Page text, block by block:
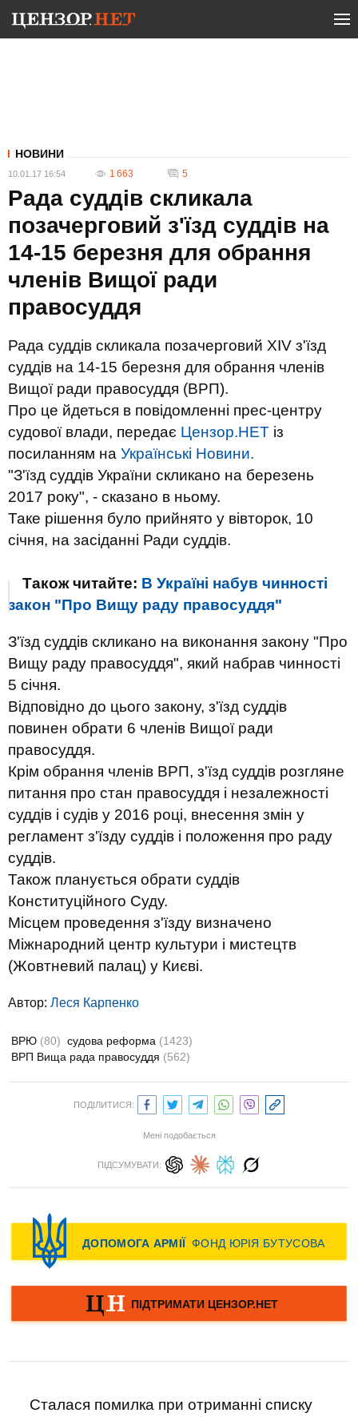
НОВИНИ
10.01.17 16:54 1 663 5
Рада суддів скликала
позачерговий з'їзд суддів на
14-15 березня для обрання
членів Вищої ради
правосуддя
Рада суддів скликала позачерговий ХІV з'їзд
суддів на 14-15 березня для обрання членів
Вищої ради правосуддя (ВРП).
Про це йдеться в повідомленні прес-центру
судової влади, передає Цензор.НЕТ із
посиланням на Українські Новини.
"З'їзд суддів України скликано на березень
2017 року", - сказано в ньому.
Таке рішення було прийнято у вівторок, 10
січня, на засіданні Ради суддів.
Також читайте: В Україні набув чинності
закон "Про Вищу раду правосуддя"
З'їзд суддів скликано на виконання закону "Про
Вищу раду правосуддя", який набрав чинності
5 січня.
Відповідно до цього закону, з'їзд суддів
повинен обрати 6 членів Вищої ради
правосуддя.
Крім обрання членів ВРП, з'їзд суддів розгляне
питання про стан правосуддя і незалежності
суддів і судів у 2016 році, внесення змін у
регламент з'їзду суддів і положення про раду
суддів.
Також планується обрати суддів
Конституційного Суду.
Місцем проведення з'їзду визначено
Міжнародний центр культури і мистецтв
(Жовтневий палац) у Києві.
Автор: Леся Карпенко
ВРЮ (80) судова реформа (1423)
ВРП Вища рада правосуддя (562)
ПОДІЛИТИСЯ:
Мені подобається
ПІДСУМУВАТИ:
Сталася помилка при отриманні списку